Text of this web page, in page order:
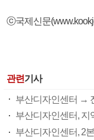
ⓒ국제신문
관련기사
부산디자인센터 →
부산디자인센터, 지
부산디자인센터, 2